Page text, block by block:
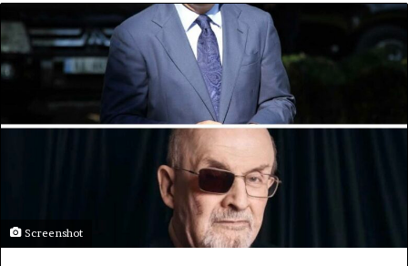
Screenshot